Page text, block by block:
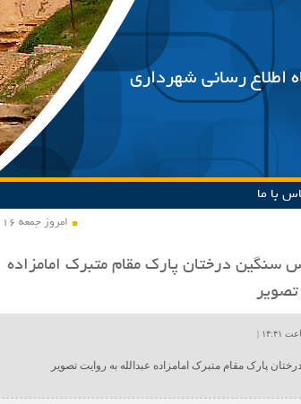
اطلاع رسانی شهرداری
امروز جمعه ۱۶ مرداد ۱۴۰۵
با ما
سنگین درختان پارک مقام متبرک امامزاده
پارک مقام متبرک امامزاده عبدالله به روایت تصویر